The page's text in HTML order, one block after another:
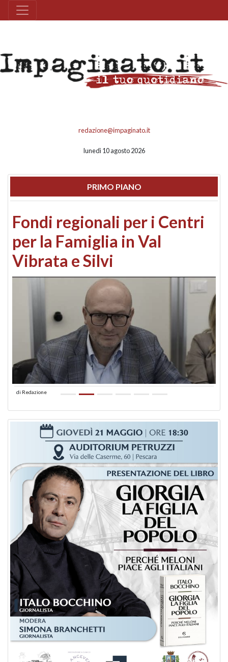
redazione@impaginato.it
lunedì 10 agosto 2026
PRIMO PIANO
Fondi regionali per i Centri
per la Famiglia in Val
Vibrata e Silvi
di Redazione